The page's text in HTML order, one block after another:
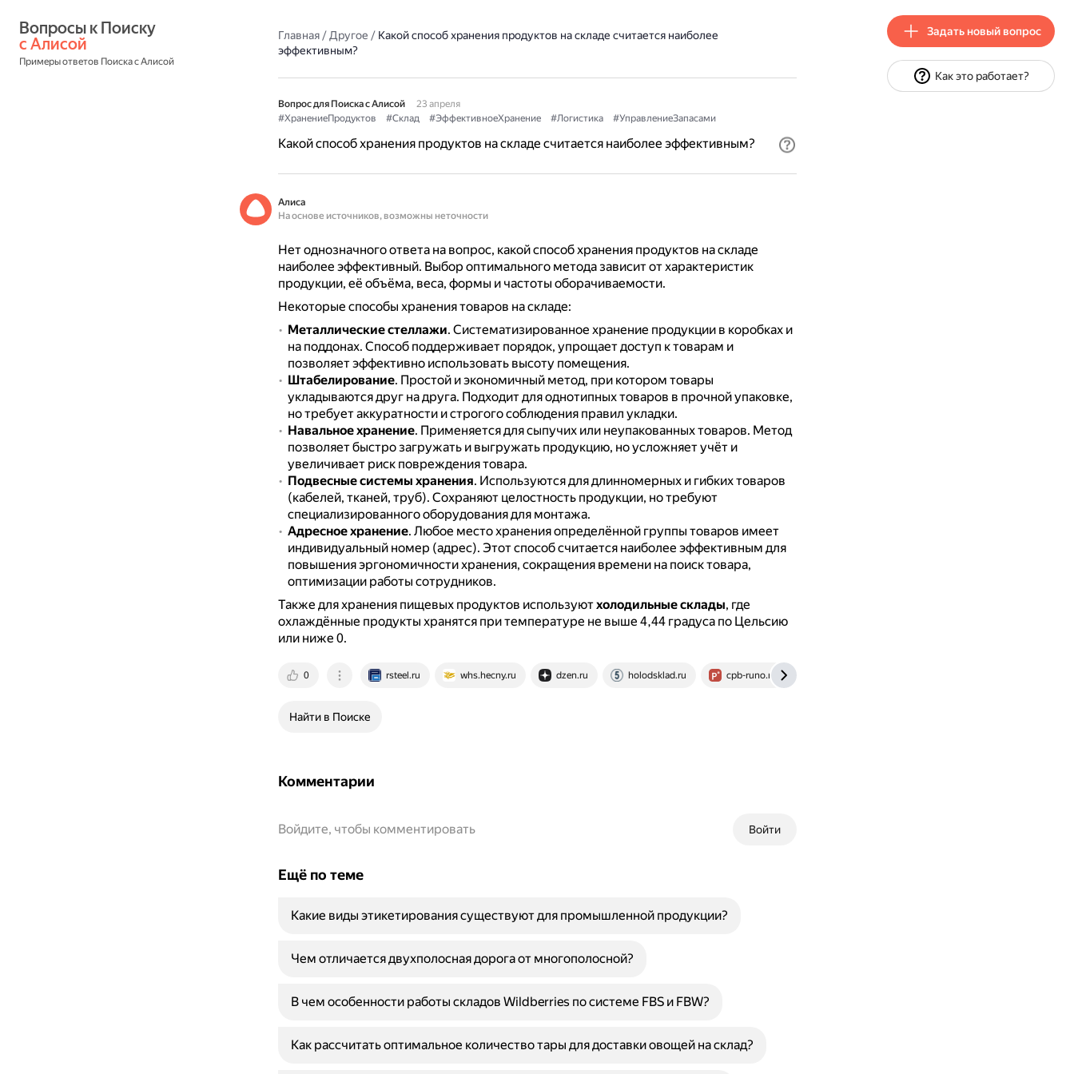
с Алисой
Примеры ответов Поиска с Алисой
Главная/Другое / Какой способ хранения продуктов на складе считается наиболее
эффективным?
Вопрос для Поиска с Алисой
23 апреля
#ХранениеПродуктов
#Склад #ЭффективноеХранение #Логистика #УправлениеЗапасами
Какой способ хранения продуктов на складе считается наиболее эффективным?
Алиса
На основе источников, возможны неточности
Нет однозначного ответа на вопрос, какой способ хранения продуктов на складе
наиболее эффективный. Выбор оптимального метода зависит от характеристик
продукции, её объёма, веса, формы и частоты оборачиваемости.
Некоторые способы хранения товаров на складе:
Металлические стеллажи. Систематизированное хранение продукции в коробках и
на поддонах. Способ поддерживает порядок, упрощает доступ к товарам и
позволяет эффективно использовать высоту помещения.
Штабелирование. Простой и экономичный метод, при котором товары
укладываются друг на друга. Подходит для однотипных товаров в прочной упаковке,
но требует аккуратности и строгого соблюдения правил укладки.
Навальное хранение. Применяется для сыпучих или неупакованных товаров. Метод
позволяет быстро загружать и выгружать продукцию, но усложняет учёт и
увеличивает риск повреждения товара.
Подвесные системы хранения. Используются для длинномерных и гибких товаров
(кабелей, тканей, труб). Сохраняют целостность продукции, но требуют
специализированного оборудования для монтажа.
Адресное хранение. Любое место хранения определённой группы товаров имеет
индивидуальный номер (адрес). Этот способ считается наиболее эффективным для
повышения эргономичности хранения, сокращения времени на поиск товара,
оптимизации работы сотрудников.
Также для хранения пищевых продуктов используютхолодильные склады, где
охлаждённые продукты хранятся при температуре не выше 4,44 градуса по Цельсию
или ниже 0.
0 rsteel.ru whs.hecny.ru dzen.ru holodsklad.ru cpb-runo.ru
Найти в Поиске
Комментарии
Войти
Войдите, чтобы комментировать
Ещё по теме
Какие виды этикетирования существуют для промышленной продукции?
Чем отличается двухполосная дорога от многополосной?
В чем особенности работы складов Wildberries по системе FBS и FBW?
Как рассчитать оптимальное количество тары для доставки овощей на склад?
Задать новый вопрос
Как это работает?